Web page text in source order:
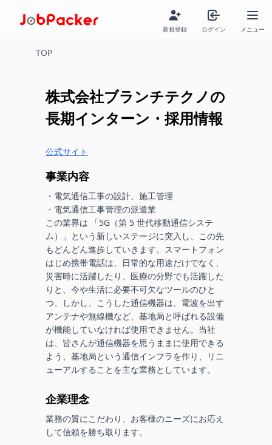
新規登録 ログイン メニュー
TOP
株式会社ブランチテクノの
長期インターン・採用情報
公式サイト
事業内容
・電気通信工事の設計、施工管理
・電気通信工事管理の派遣業
この業界は 「5G（第 5 世代移動通信システ
ム）」という新しいステージに突入し、この先
もどんどん進歩していきます。スマートフォン
はじめ携帯電話は、日常的な用途だけでなく、
災害時に活躍したり、医療の分野でも活躍した
りと、今や生活に必要不可欠なツールのひと
つ。しかし、こうした通信機器は、電波を出す
アンテナや無線機など、基地局と呼ばれる設備
が機能していなければ使用できません。当社
は、皆さんが通信機器を思うままに使用できる
よう、基地局という通信インフラを作り、リニ
ューアルすることを主な業務としています。
企業理念
業務の質にこだわり、お客様のニーズにお応え
して信頼を勝ち取ります。